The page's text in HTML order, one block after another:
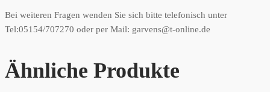
Bei weiteren Fragen wenden Sie sich bitte telefonisch unter
Tel:05154/707270 oder per Mail: garvens@t-online.de
Ähnliche Produkte